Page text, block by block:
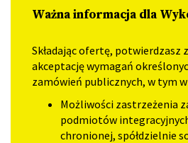
Ważna informacja dla
Składając ofertę, potwierdzasz
akceptację wymagań
zamówień publicznych, w tym
Możliwości zastrzeżenia
podmiotów
chronionej, spółdzielnie